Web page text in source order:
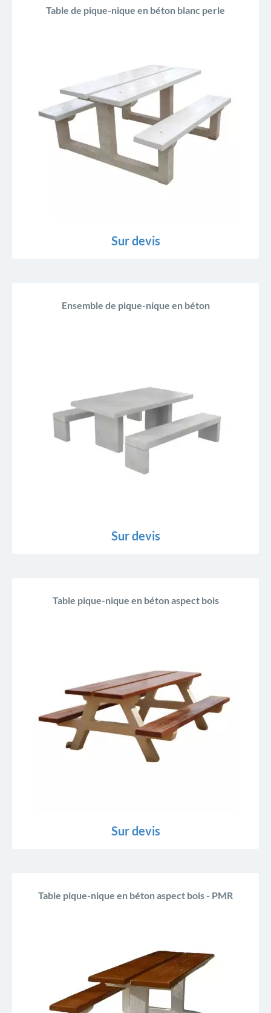
Table de pique-nique en béton blanc perle
Sur devis
Ensemble de pique-nique en béton
Sur devis
Table pique-nique en béton aspect bois
Sur devis
Table pique-nique en béton aspect bois - PMR